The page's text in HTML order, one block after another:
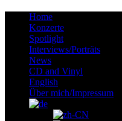
Home
Konzerte
Spotlight
Interviews/Porträts
News
CD and Vinyl
English
Über mich/Impressum